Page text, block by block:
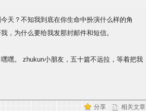
天？不知我到底在你生命中扮演什么样的角
，为什么要给我发那封邮件和短信。
嘿。 zhukun小朋友，五十篇不远拉，等着把我
相关文章
分享